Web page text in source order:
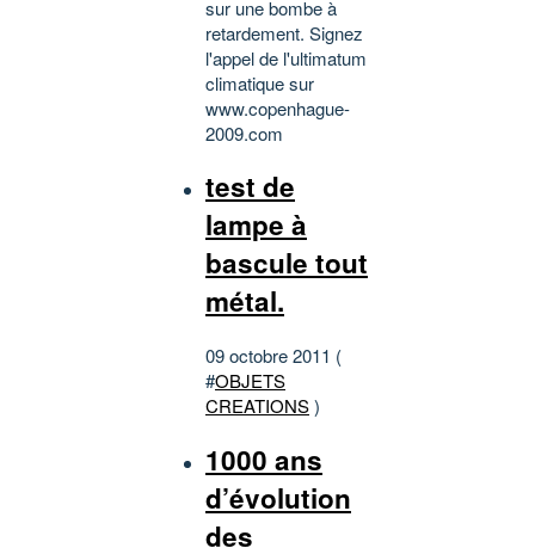
sur une bombe à
retardement. Signez
l'appel de l'ultimatum
climatique sur
www.copenhague-
2009.com
test de
lampe à
bascule tout
métal.
09 octobre 2011 (
#OBJETS
CREATIONS)
1000 ans
d’évolution
des